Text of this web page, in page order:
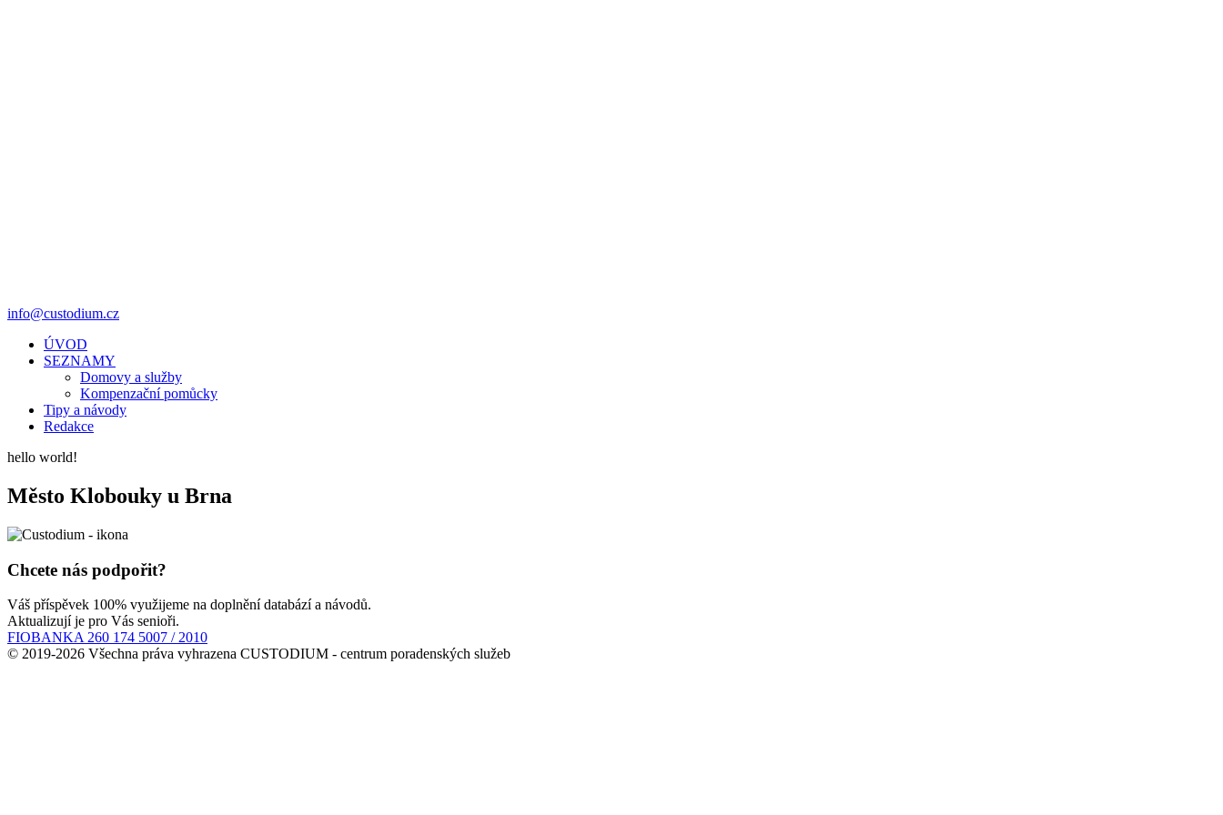
info@custodium.cz
ÚVOD
SEZNAMY
Domovy a služby
Kompenzační pomůcky
Tipy a návody
Redakce
hello world!
Město Klobouky u Brna
Chcete nás podpořit?
Váš příspěvek 100% využijeme na doplnění databází a návodů.
Aktualizují je pro Vás senioři.
FIOBANKA 260 174 5007 / 2010
© 2019-2026 Všechna práva vyhrazena CUSTODIUM - centrum poradenských služeb